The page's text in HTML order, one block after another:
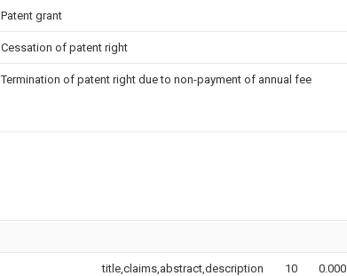
Patent grant
Cessation of patent right
Termination of patent right due to non-payment of annual fee
title,claims,abstract,description 10 0.000